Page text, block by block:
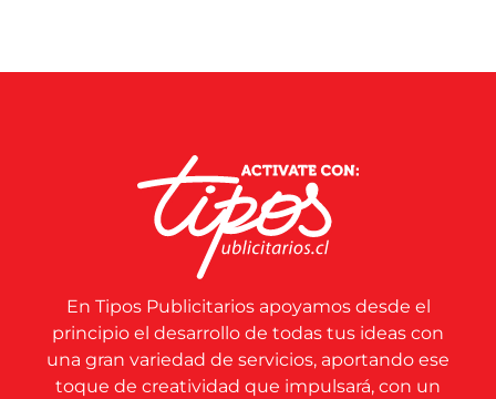
En Tipos Publicitarios apoyamos desde el
principio el desarrollo de todas tus ideas con
una gran variedad de servicios, aportando ese
toque de creatividad que impulsará, con un